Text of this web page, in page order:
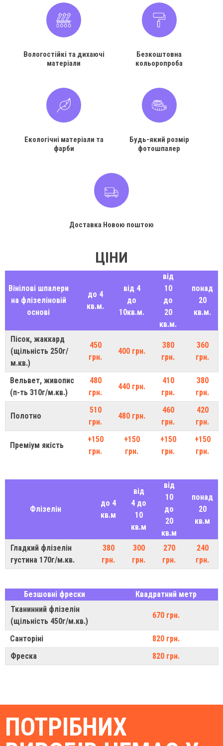
Вологостійкі та дихаючі
матеріали
Безкоштовна
кольоропроба
Екологічні матеріали та
фарби
Будь-який розмір
фотошпалер
Доставка Новою поштою
ЦІНИ
Вінілові шпалери
на флізеліновій
основі
до 4
кв.м.
від 4
до
10кв.м.
від
10
до
20
кв.м.
понад
20
кв.м.
Пісок, жаккард
(щільність 250г/
м.кв.)
450
грн.
400 грн.
380
грн.
360
грн.
Вельвет, живопис
(п-ть 310г/м.кв.)
480
грн.
440 грн.
410
грн.
380
грн.
Полотно
510
грн.
480 грн.
460
грн.
420
грн.
Преміум якість
+150
грн.
+150
грн.
+150
грн.
+150
грн.
Флізелін
до 4
кв.м
від
4 до
10
кв.м
від
10
до
20
кв.м
понад
20
кв.м
Гладкий флізелін
густина 170г/м.кв.
380
грн.
300
грн.
270
грн.
240
грн.
Безшовні фрески
Квадратний метр
Тканинний флізелін
(щільність 450г/м.кв.)
670 грн.
Санторіні
820 грн.
Фреска
820 грн.
ПОТРІБНИХ